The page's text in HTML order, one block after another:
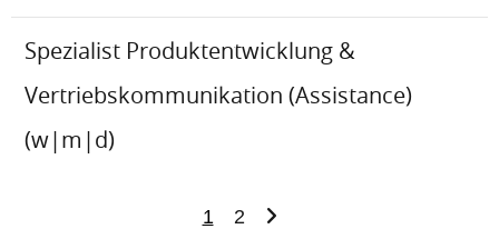
Spezialist Produktentwicklung &
Vertriebskommunikation (Assistance)
(w|m|d)
1 2